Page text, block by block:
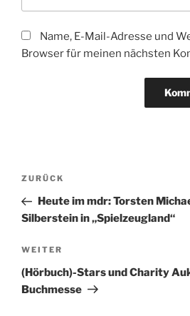
Name, E-Mail-Adresse und
Browser für meinen nächsten
Beitragsnavigation
Vorheriger
Beitrag
ZURÜCK
Heute im mdr: Torsten
Silberstein in „Spielzeugland“
Nächster
Beitrag
WEITER
(Hörbuch)-Stars und Charity
Buchmesse